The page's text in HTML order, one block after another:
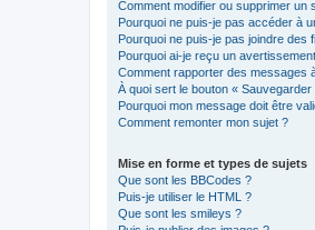
Comment modifier ou supprimer un
Pourquoi ne puis-je pas accéder à
Pourquoi ne puis-je pas joindre des
Pourquoi ai-je reçu un
Comment rapporter des messages
À quoi sert le bouton «
Pourquoi mon message doit être
Comment remonter mon sujet ?
Mise en forme et types de sujets
Que sont les BBCodes ?
Puis-je utiliser le HTML ?
Que sont les smileys ?